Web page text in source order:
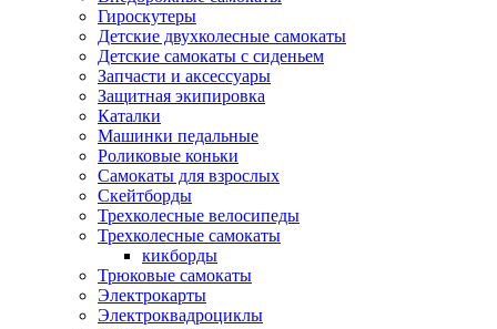
Гироскутеры
Детские двухколесные самокаты
Детские самокаты с сиденьем
Запчасти и аксессуары
Защитная экипировка
Каталки
Машинки педальные
Роликовые коньки
Самокаты для взрослых
Скейтборды
Трехколесные велосипеды
Трехколесные самокаты
кикборды
Трюковые самокаты
Электрокарты
Электроквадроциклы